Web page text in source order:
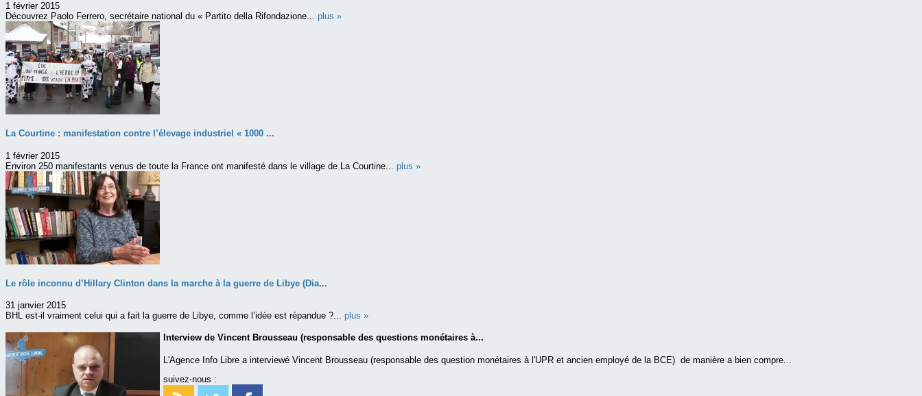
1 février 2015
Découvrez Paolo Ferrero, secrétaire national du « Partito della Rifondazione... plus »
La Courtine : manifestation contre l’élevage industriel « 1000 ...
1 février 2015
Environ 250 manifestants venus de toute la France ont manifesté dans le village de La Courtine... plus »
Le rôle inconnu d’Hillary Clinton dans la marche à la guerre de Libye (Dia...
31 janvier 2015
BHL est-il vraiment celui qui a fait la guerre de Libye, comme l’idée est répandue ?... plus »
Interview de Vincent Brousseau (responsable des questions monétaires à...
L'Agence Info Libre a interviewé Vincent Brousseau (responsable des question monétaires à l'UPR et ancien employé de la BCE) de manière a bien compre...
suivez-nous :